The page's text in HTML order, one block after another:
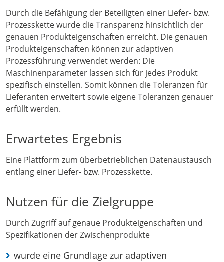
Durch die Befähigung der Beteiligten einer Liefer- bzw.
Prozesskette wurde die Transparenz hinsichtlich der
genauen Produkteigenschaften erreicht. Die genauen
Produkteigenschaften können zur adaptiven
Prozessführung verwendet werden: Die
Maschinenparameter lassen sich für jedes Produkt
spezifisch einstellen. Somit können die Toleranzen für
Lieferanten erweitert sowie eigene Toleranzen genauer
erfüllt werden.
Erwartetes Ergebnis
Eine Plattform zum überbetrieblichen Datenaustausch
entlang einer Liefer- bzw. Prozesskette.
Nutzen für die Zielgruppe
Durch Zugriff auf genaue Produkteigenschaften und
Spezifikationen der Zwischenprodukte
wurde eine Grundlage zur adaptiven